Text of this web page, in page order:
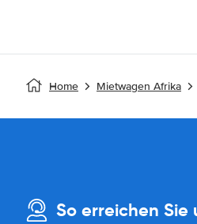
Home Mietwagen Afrika
So erreichen Sie